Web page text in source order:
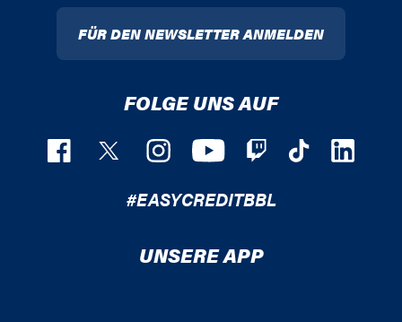
FÜR DEN NEWSLETTER ANMELDEN
FOLGE UNS AUF
#EASYCREDITBBL
UNSERE APP